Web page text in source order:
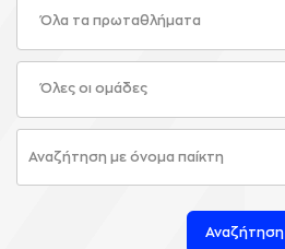
Όλα τα πρωταθλήματα
Όλες οι ομάδες
Αναζήτηση